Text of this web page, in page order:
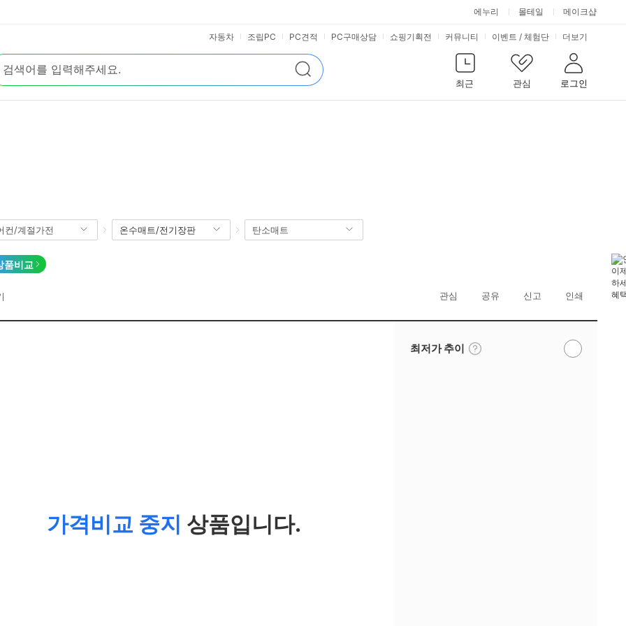
에누리 몰테일 메이크샵
검
색
최근
관심 로그인
자동차 조립PC PC견적 PC구매상담 쇼핑기획전 커뮤니티 이벤트 / 체험단 서
비
스
더보기
/계절가전 온수매트/전기장판 탄소매트
관심 공유 신고 인쇄
가격비교 중지 상품입니다.
최저가 추이툴
팁
림